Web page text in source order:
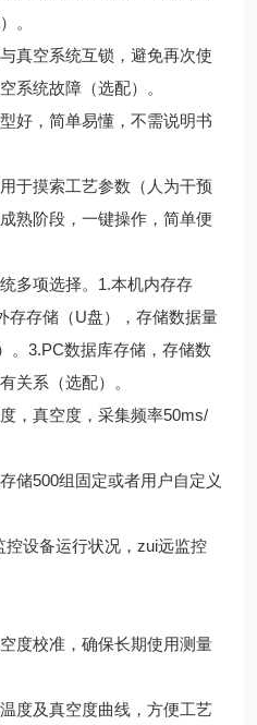
。
真空系统互锁，避免再次使
系统故障（选配）。
好，简单易懂，不需说明书
于摸索工艺参数（人为干预
熟阶段，一键操作，简单便
多项选择。1.本机内存存
存存储（U盘），存储数据量
。3.PC数据库存储，存储数
关系（选配）。
，真空度，采集频率50ms/
储500组固定或者用户自定义
设备运行状况，zui远监控
度校准，确保长期使用测量
度及真空度曲线，方便工艺